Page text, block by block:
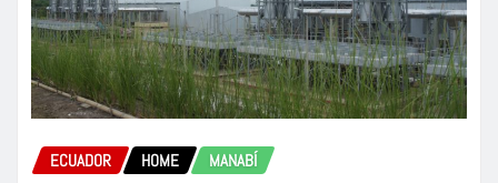
ECUADOR HOME MANABÍ